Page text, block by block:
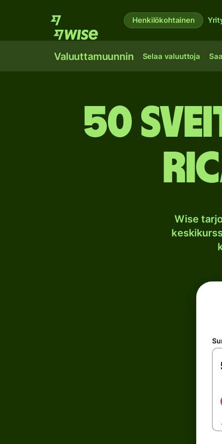
Henkilökohtainen
Valuuttamuunnin Selaa valuuttoja
50
Wise